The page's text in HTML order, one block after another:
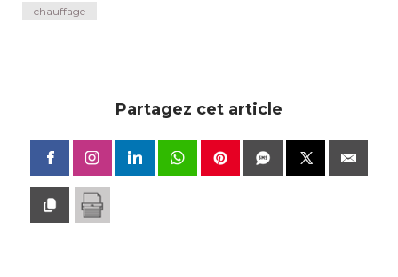
chauffage
Partagez cet article